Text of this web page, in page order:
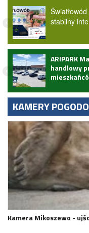
stabilny
ARIPARK
handlowy
KAMERY
Kamera Mikoszewo -